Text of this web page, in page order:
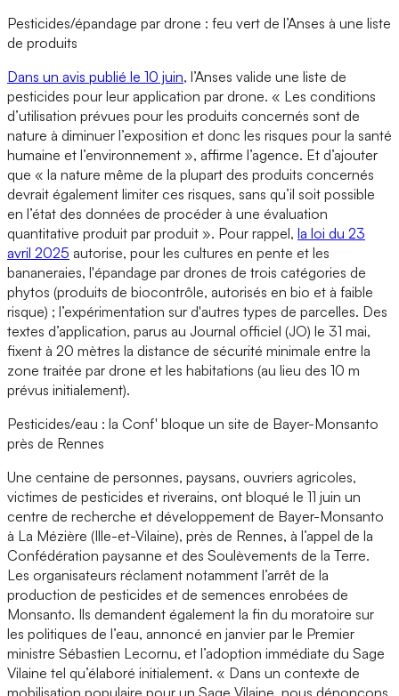
Pesticides/épandage par drone : feu vert de l’Anses à une liste
de produits
Dans un avis publié le 10 juin, l’Anses valide une liste de
pesticides pour leur application par drone. « Les conditions
d’utilisation prévues pour les produits concernés sont de
nature à diminuer l’exposition et donc les risques pour la santé
humaine et l’environnement », affirme l’agence. Et d’ajouter
que « la nature même de la plupart des produits concernés
devrait également limiter ces risques, sans qu’il soit possible
en l’état des données de procéder à une évaluation
quantitative produit par produit ». Pour rappel, la loi du 23
avril 2025 autorise, pour les cultures en pente et les
bananeraies, l'épandage par drones de trois catégories de
phytos (produits de biocontrôle, autorisés en bio et à faible
risque) ; l’expérimentation sur d'autres types de parcelles. Des
textes d’application, parus au Journal officiel (JO) le 31 mai,
fixent à 20 mètres la distance de sécurité minimale entre la
zone traitée par drone et les habitations (au lieu des 10 m
prévus initialement).
Pesticides/eau : la Conf' bloque un site de Bayer-Monsanto
près de Rennes
Une centaine de personnes, paysans, ouvriers agricoles,
victimes de pesticides et riverains, ont bloqué le 11 juin un
centre de recherche et développement de Bayer-Monsanto
à La Mézière (Ille-et-Vilaine), près de Rennes, à l’appel de la
Confédération paysanne et des Soulèvements de la Terre.
Les organisateurs réclament notamment l’arrêt de la
production de pesticides et de semences enrobées de
Monsanto. Ils demandent également la fin du moratoire sur
les politiques de l’eau, annoncé en janvier par le Premier
ministre Sébastien Lecornu, et l’adoption immédiate du Sage
Vilaine tel qu’élaboré initialement. « Dans un contexte de